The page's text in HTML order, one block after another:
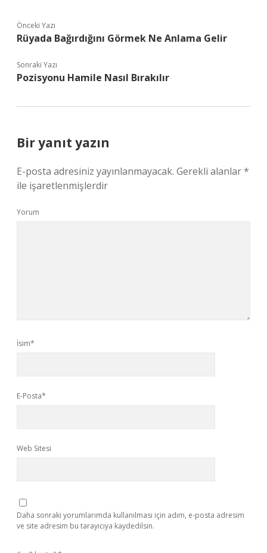
Önceki Yazı
Rüyada Bağırdığını Görmek Ne Anlama Gelir
Sonraki Yazı
Pozisyonu Hamile Nasıl Bırakılır
Bir yanıt yazın
E-posta adresiniz yayınlanmayacak. Gerekli alanlar*
ile işaretlenmişlerdir
Yorum
İsim*
E-Posta*
Web Sitesi
Daha sonraki yorumlarımda kullanılması için adım, e-posta adresim
ve site adresim bu tarayıcıya kaydedilsin.